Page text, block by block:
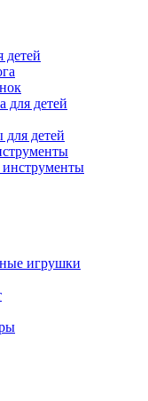
детей
для детей
детей
игрушки